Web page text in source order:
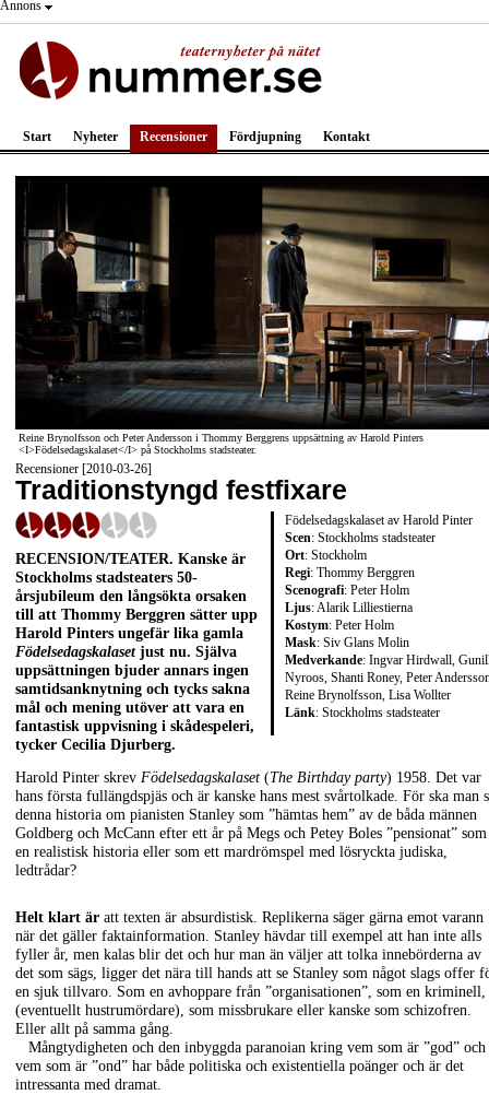
Annons
Start Nyheter Recensioner Fördjupning Kontakt
Reine Brynolfsson och Peter Andersson i Thommy Berggrens uppsättning av Harold Pinters
<I>Födelsedagskalaset</I> på Stockholms stadsteater.
Recensioner [2010-03-26]
Traditionstyngd festfixare
Födelsedagskalaset av Harold Pinter
Scen: Stockholms stadsteater
Ort: Stockholm
Regi: Thommy Berggren
Scenografi: Peter Holm
Ljus: Alarik Lilliestierna
Kostym: Peter Holm
Mask: Siv Glans Molin
Medverkande: Ingvar Hirdwall,
Nyroos, Shanti Roney, Peter
Reine Brynolfsson, Lisa Wollter
Länk: Stockholms stadsteater
RECENSION/TEATER. Kanske är
Stockholms stadsteaters 50-
årsjubileum den långsökta orsaken
till att Thommy Berggren sätter upp
Harold Pinters ungefär lika gamla
Födelsedagskalasetjust nu. Själva
uppsättningen bjuder annars ingen
samtidsanknytning och tycks sakna
mål och mening utöver att vara en
fantastisk uppvisning i skådespeleri,
tycker Cecilia Djurberg.
Harold Pinter skrev Födelsedagskalaset (The Birthday party) 1958. Det var
hans första fullängdspjäs och är kanske hans mest svårtolkade. För ska man
denna historia om pianisten Stanley som ”hämtas hem” av de båda männen
Goldberg och McCann efter ett år på Megs och Petey Boles ”pensionat” som
en realistisk historia eller som ett mardrömspel med lösryckta judiska,
ledtrådar?
Helt klart är att texten är absurdistisk. Replikerna säger gärna emot varann
när det gäller faktainformation. Stanley hävdar till exempel att han inte alls
fyller år, men kalas blir det och hur man än väljer att tolka innebörderna av
det som sägs, ligger det nära till hands att se Stanley som något slags offer
en sjuk tillvaro. Som en avhoppare från ”organisationen”, som en kriminell,
(eventuellt hustrumördare), som missbrukare eller kanske som schizofren.
Eller allt på samma gång.
Mångtydigheten och den inbyggda paranoian kring vem som är ”god” och
vem som är ”ond” har både politiska och existentiella poänger och är det
intressanta med dramat.